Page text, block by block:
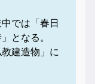
では「春日
となる。
建造物」に